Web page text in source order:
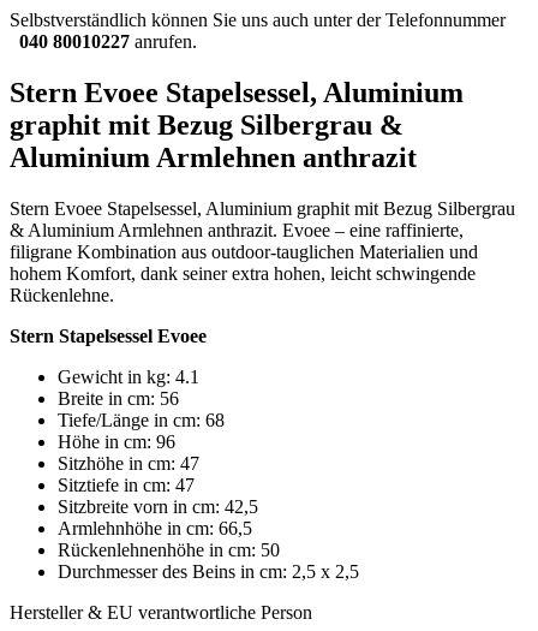
Selbstverständlich können Sie uns auch unter der Telefonnummer
040 80010227 anrufen.
Stern Evoee Stapelsessel, Aluminium
graphit mit Bezug Silbergrau &
Aluminium Armlehnen anthrazit
Stern Evoee Stapelsessel, Aluminium graphit mit Bezug Silbergrau
& Aluminium Armlehnen anthrazit. Evoee – eine raffinierte,
filigrane Kombination aus outdoor-tauglichen Materialien und
hohem Komfort, dank seiner extra hohen, leicht schwingende
Rückenlehne.
Stern Stapelsessel Evoee
Gewicht in kg: 4.1
Breite in cm: 56
Tiefe/Länge in cm: 68
Höhe in cm: 96
Sitzhöhe in cm: 47
Sitztiefe in cm: 47
Sitzbreite vorn in cm: 42,5
Armlehnhöhe in cm: 66,5
Rückenlehnenhöhe in cm: 50
Durchmesser des Beins in cm: 2,5 x 2,5
Hersteller & EU verantwortliche Person